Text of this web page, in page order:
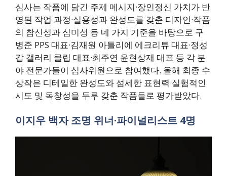
심사는 작품에 담긴 주제 메시지·장인정신 가치가 반
영된 작업 과정·실용성과 완성도를 갖춘 디자인·작품
의 참신성과 심미성 등 네 가지 기준을 바탕으로 구
병준 PPS 대표·김재원 아틀리에 에크리튜 대표·정성
갑 갤러리 클립 대표·최주연 윤현상재 대표 등 각 분
야 전문가들이 심사위원으로 참여했다. 올해 최종 수
상작은 디테일한 완성도와 섬세한 표현력·실험적인
시도 및 독창성을 두루 갖춘 작품들로 평가받았다.
이지우 백자 조명 위너·파이널리스트 4명